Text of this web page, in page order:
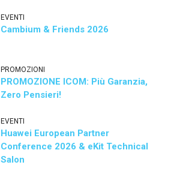
EVENTI
Cambium & Friends 2026
PROMOZIONI
PROMOZIONE ICOM: Più Garanzia,
Zero Pensieri!
EVENTI
Huawei European Partner
Conference 2026 & eKit Technical
Salon